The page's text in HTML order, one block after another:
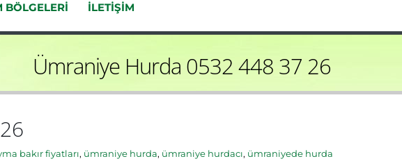
BÖLGELERI İLETİŞİM
Ümraniye Hurda 0532 448 37 26
bakır fiyatları, ümraniye hurda, ümraniye hurdacı, ümraniyede hurda